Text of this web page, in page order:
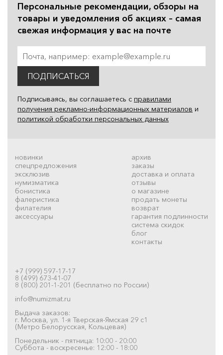
Персональные рекомендации, обзоры на
товары и уведомления об акциях – самая
свежая информация у вас на почте
ПОДПИСАТЬСЯ
Подписываясь, вы соглашаетесь с правилами
получения рекламно-информационных материалов и
политикой обработки персональных данных
новинки
спецпредложения
эксклюзив
нумизматика
бонистика
фалеристика
филателия
аксессуары
архив
заказы
доставка и оплата
отзывы
о магазине
продать монеты
возврат
гарантия подлинности
система скидок
блог
контакты
+7 (999) 597-17-17
8 (499) 673-41-07
8 (800) 201-1-201 (бесплатно по России)
info@numizmat.ru
Выдача заказов:
г. Москва, ул. 1-я Тверская-Ямская 29 с1
(Метро Белорусская, Кольцевая)
Понедельник - пятница: 10:00 - 20:00
Суббота - воскресенье: 12:00 - 18:00